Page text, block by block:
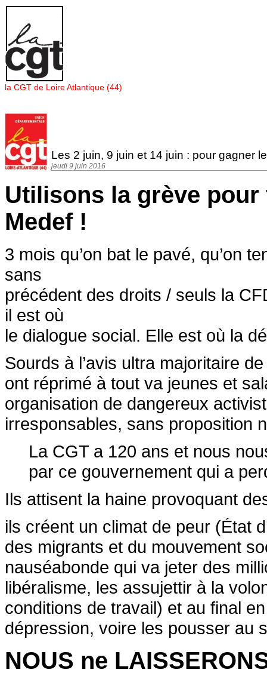
Panneau de gestion des cookies
la CGT de Loire Atlantique (44)
Les 2 juin, 9 juin et 14 juin : pour gagner
jeudi 9 juin 2016
Utilisons la grève
Medef !
3 mois qu’on bat le pavé, qu’on
sans
précédent des droits / seuls la
il est où
le dialogue social. Elle est où la
Sourds à l’avis ultra majoritaire
ont réprimé à tout va jeunes et
organisation de dangereux
irresponsables, sans proposition
La CGT a 120 ans et nous
par ce gouvernement qui a
Ils attisent la haine provoquant
ils créent un climat de peur (État
des migrants et du mouvement
nauséabonde qui va jeter des
libéralisme, les assujettir à la
conditions de travail) et au final
dépression, voire les pousser au
NOUS ne